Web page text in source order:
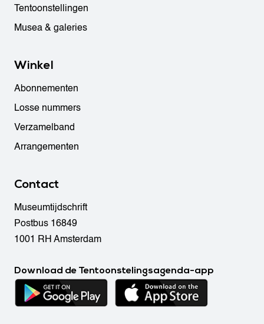
Tentoonstellingen
Musea & galeries
Winkel
Abonnementen
Losse nummers
Verzamelband
Arrangementen
Contact
Museumtijdschrift
Postbus 16849
1001 RH Amsterdam
Download de Tentoonstelingsagenda-app